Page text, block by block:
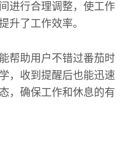
进行合理调整，使工作
升了工作效率。
帮助用户不错过番茄时
，收到提醒后也能迅速
，确保工作和休息的有